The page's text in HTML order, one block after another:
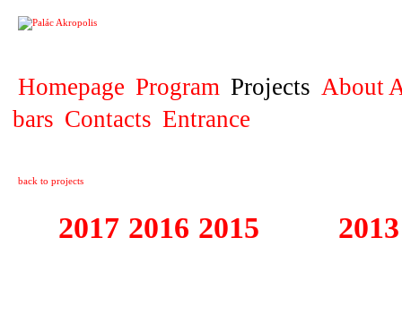
Homepage Program Projects About
bars Contacts Entrance
back to projects
2017 2016 2015 2013